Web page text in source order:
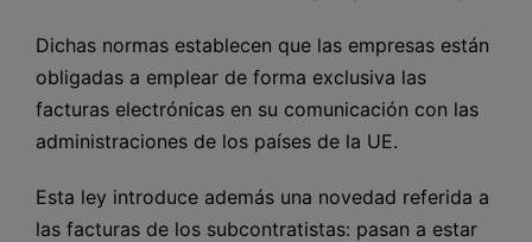
Dichas normas establecen que las empresas están
obligadas a emplear de forma exclusiva las
facturas electrónicas en su comunicación con las
administraciones de los países de la UE.
Esta ley introduce además una novedad referida a
las facturas de los subcontratistas: pasan a estar